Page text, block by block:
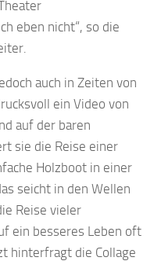
eben nicht“, so die
auch in Zeiten von
ein Video von
auf der baren
sie die Reise einer
Holzboot in einer
seicht in den Wellen
Reise vieler
ein besseres Leben oft
hinterfragt die Collage